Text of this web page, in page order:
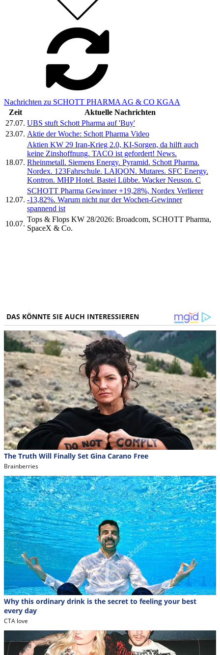
Nachrichten zu SCHOTT PHARMA AG & CO KGAA
Zeit
Aktuelle Nachrichten
27.07. UBS stuft Schott Pharma auf 'Buy'
23.07. Aktie der Woche: Schott Pharma Video
18.07.
Aktien KW 29 Iran-Krieg 2.0, KI-Sorgen, da hilft auch
keine Zinshoffnung. TACO ist gefordert! News.
Rheinmetall. Siemens Energy. Pyramid. Schott Pharma.
Nordex. 123Fahrschule. LAIQON. Mutares. SFC Energy.
Kontron. MHP Hotel. Bastei Lübbe. Wacker Neuson. C
12.07.
SCHOTT Pharma Gewinner +19,28%, Nordex Verlierer
-13,82%. Warum nicht nur der Wochen-Gewinner
spannend ist
10.07.
Tops & Flops KW 28/2026: Broadcom, SCHOTT Pharma,
SpaceX & Co.